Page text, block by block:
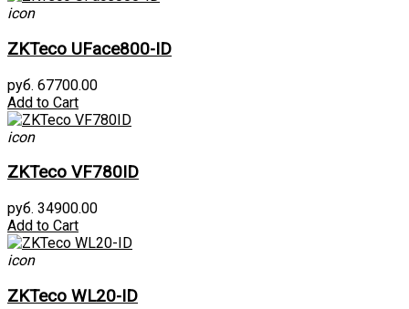
icon
ZKTeco UFace800-ID
руб. 67700.00
Add to Cart
icon
ZKTeco VF780ID
руб. 34900.00
Add to Cart
icon
ZKTeco WL20-ID